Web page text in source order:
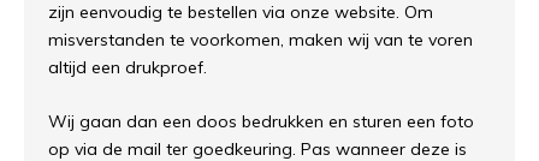
zijn eenvoudig te bestellen via onze website. Om
misverstanden te voorkomen, maken wij van te voren
altijd een drukproef.
Wij gaan dan een doos bedrukken en sturen een foto
op via de mail ter goedkeuring. Pas wanneer deze is